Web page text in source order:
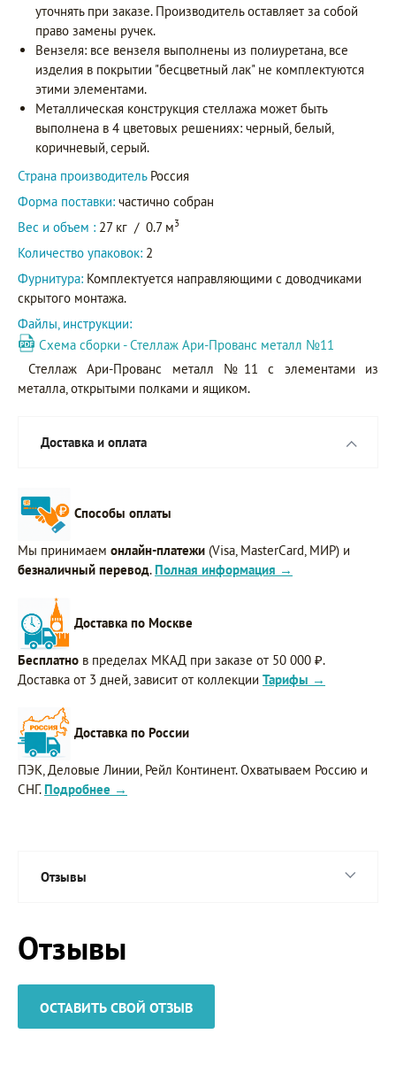
уточнять при заказе. Производитель оставляет за собой
право замены ручек.
Вензеля: все вензеля выполнены из полиуретана, все
изделия в покрытии "бесцветный лак" не комплектуются
этими элементами.
Металлическая конструкция стеллажа может быть
выполнена в 4 цветовых решениях: черный, белый,
коричневый, серый.
Страна производитель Россия
Форма поставки: частично собран
Вес и объем : 27 кг / 0.7 м3
Количество упаковок: 2
Фурнитура: Комплектуется направляющими с доводчиками
скрытого монтажа.
Файлы, инструкции:
Схема сборки - Стеллаж Ари-Прованс металл №11
Стеллаж Ари-Прованс металл №11 с элементами из
металла, открытыми полками и ящиком.
Доставка и оплата
Способы оплаты
Мы принимаем онлайн-платежи (Visa, MasterCard, МИР) и
безналичный перевод. Полная информация →
Доставка по Москве
Бесплатно в пределах МКАД при заказе от 50 000 ₽.
Доставка от 3 дней, зависит от коллекции Тарифы →
Доставка по России
ПЭК, Деловые Линии, Рейл Континент. Охватываем Россию и
СНГ. Подробнее →
Отзывы
Отзывы
ОСТАВИТЬ СВОЙ ОТЗЫВ